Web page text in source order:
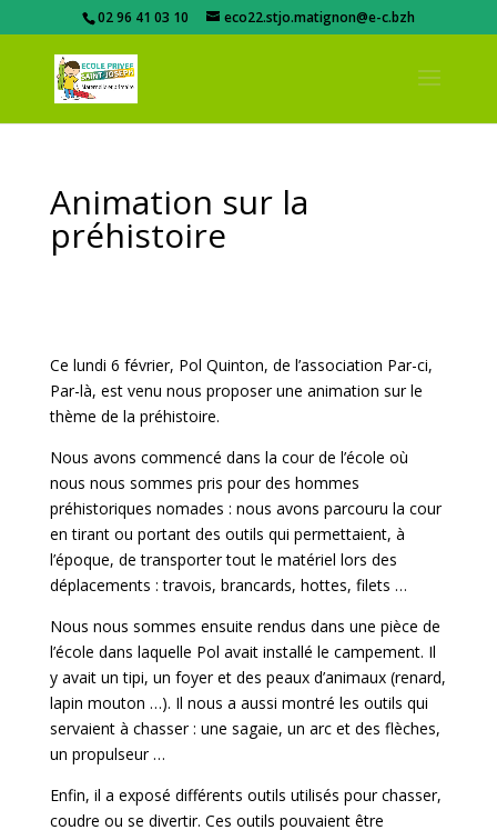
02 96 41 03 10 eco22.stjo.matignon@e-c.bzh
Animation sur la
préhistoire
Ce lundi 6 février, Pol Quinton, de l’association Par-ci,
Par-là, est venu nous proposer une animation sur le
thème de la préhistoire.
Nous avons commencé dans la cour de l’école où
nous nous sommes pris pour des hommes
préhistoriques nomades : nous avons parcouru la cour
en tirant ou portant des outils qui permettaient, à
l’époque, de transporter tout le matériel lors des
déplacements : travois, brancards, hottes, filets …
Nous nous sommes ensuite rendus dans une pièce de
l’école dans laquelle Pol avait installé le campement. Il
y avait un tipi, un foyer et des peaux d’animaux (renard,
lapin mouton …). Il nous a aussi montré les outils qui
servaient à chasser : une sagaie, un arc et des flèches,
un propulseur …
Enfin, il a exposé différents outils utilisés pour chasser,
coudre ou se divertir. Ces outils pouvaient être